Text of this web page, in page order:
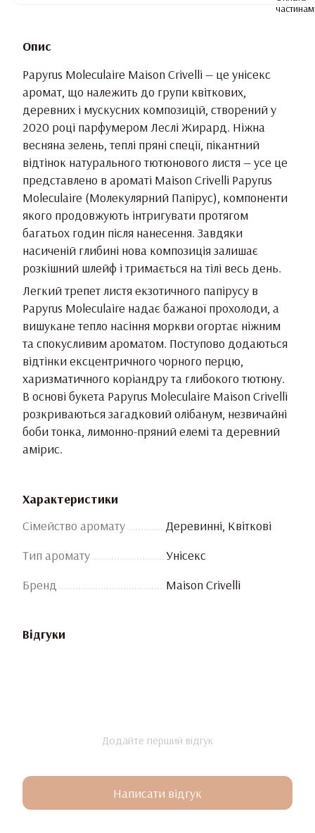
Опис
Papyrus Moleculaire Maison Crivelli — це унісекс
аромат, що належить до групи квіткових,
деревних і мускусних композицій, створений у
2020 році парфумером Леслі Жирард. Ніжна
весняна зелень, теплі пряні спеції, пікантний
відтінок натурального тютюнового листя — усе це
представлено в ароматі Maison Crivelli Papyrus
Moleculaire (Молекулярний Папірус), компоненти
якого продовжують інтригувати протягом
багатьох годин після нанесення. Завдяки
насиченій глибині нова композиція залишає
розкішний шлейф і тримається на тілі весь день.
Легкий трепет листя екзотичного папірусу в
Papyrus Moleculaire надає бажаної прохолоди, а
вишукане тепло насіння моркви огортає ніжним
та спокусливим ароматом. Поступово додаються
відтінки ексцентричного чорного перцю,
харизматичного коріандру та глибокого тютюну.
В основі букета Papyrus Moleculaire Maison Crivelli
розкриваються загадковий олібанум, незвичайні
боби тонка, лимонно-пряний елемі та деревний
амірис.
Характеристики
Сімейство аромату
Деревинні, Квіткові
Тип аромату
Унісекс
Бренд
Maison Crivelli
Відгуки
Додайте перший відгук
Написати відгук